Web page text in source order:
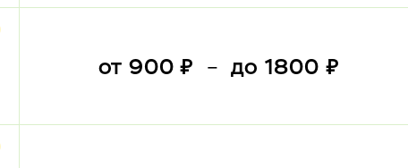
от 900 ₽ — до 1800 ₽